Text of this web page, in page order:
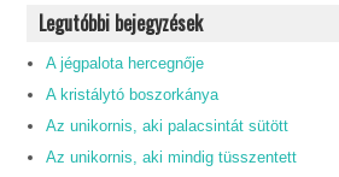
Legutóbbi bejegyzések
A jégpalota hercegnője
A kristálytó boszorkánya
Az unikornis, aki palacsintát sütött
Az unikornis, aki mindig tüsszentett